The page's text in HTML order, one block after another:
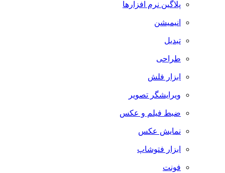
پلاگین نرم افزارها
انیمیشن
تبدیل
طراحی
ابزار فلش
ویرایشگر تصویر
ضبط فيلم و عكس
نمایش عکس
ابزار فتوشاپ
فونت